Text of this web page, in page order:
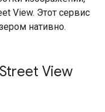
View. Этот сервис
нативно.
View